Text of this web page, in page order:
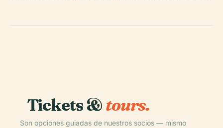
Tickets &tours.
Son opciones guiadas de nuestros socios — mismo